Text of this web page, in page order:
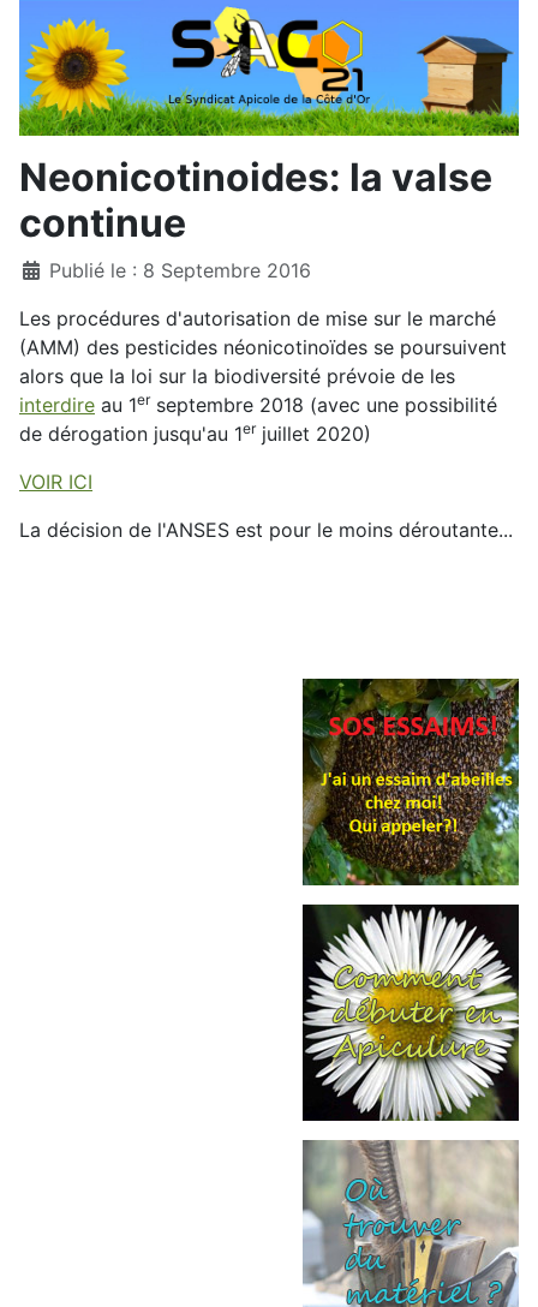
Neonicotinoides: la valse
continue
DétailsPublié le : 8 Septembre 2016
Les procédures d'autorisation de mise sur le marché
(AMM) des pesticides néonicotinoïdes se poursuivent
alors que la loi sur la biodiversité prévoie de les
interdire au 1erseptembre 2018 (avec une possibilité
de dérogation jusqu'au 1erjuillet 2020)
VOIR ICI
La décision de l'ANSES est pour le moins déroutante...